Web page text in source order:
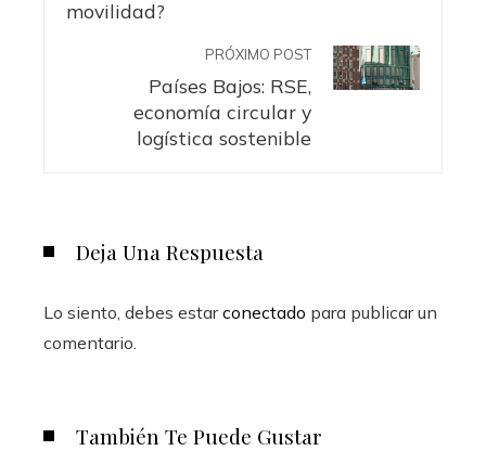
PRÓXIMO POST
Países Bajos: RSE,
economía circular y
logística sostenible
Deja Una Respuesta
Lo siento, debes estarconectado para publicar un
comentario.
También Te Puede Gustar